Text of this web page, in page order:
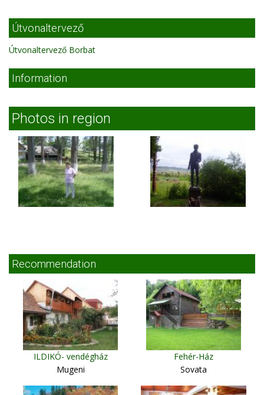
Útvonaltervező
Útvonaltervező Borbat
Information
Photos in region
Recommendation
ILDIKÓ- vendégház
Mugeni
Fehér-Ház
Sovata